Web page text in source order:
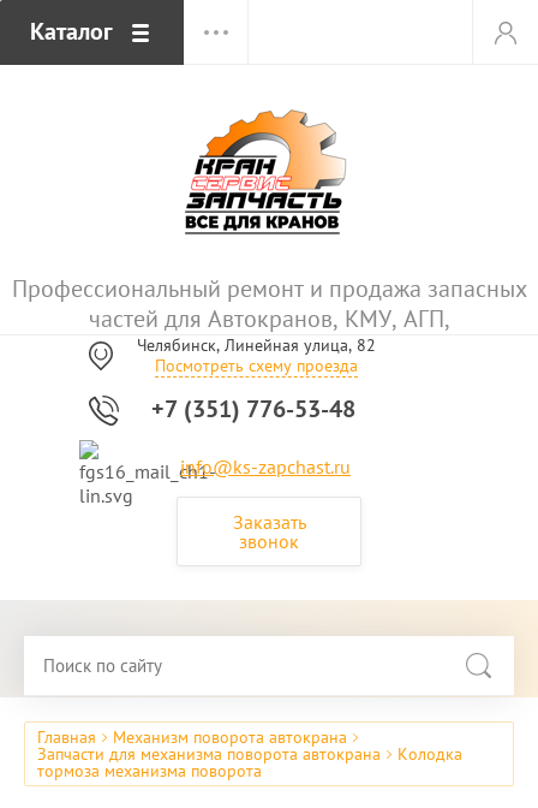
Каталог
Профессиональный ремонт и продажа запасных
частей для Автокранов, КМУ, АГП,
Челябинск, Линейная улица, 82
Посмотреть схему проезда
+7 (351) 776-53-48
info@ks-zapchast.ru
Заказать
звонок
Главная Механизм поворота автокрана
Запчасти для механизма поворота автокрана Колодка
тормоза механизма поворота